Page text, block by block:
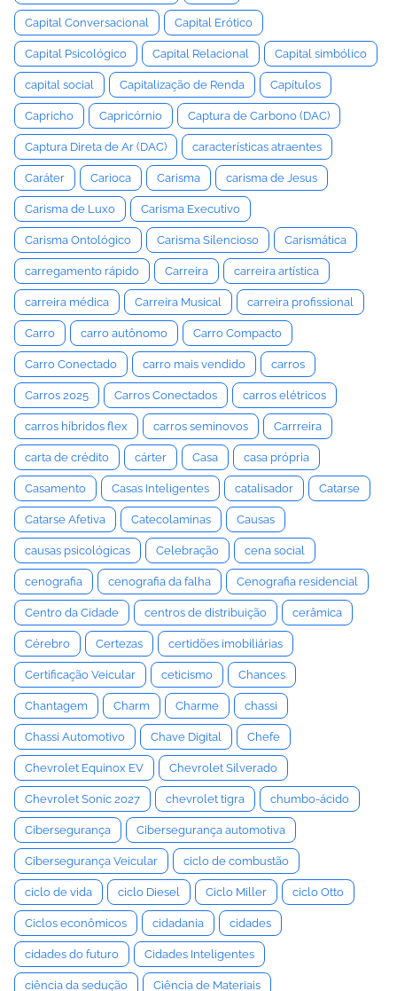
Capital Conversacional Capital Erótico
Capital Psicológico Capital Relacional Capital simbólico
capital social Capitalização de Renda Capítulos
Capricho Capricórnio Captura de Carbono (DAC)
Captura Direta de Ar (DAC) características atraentes
Caráter Carioca Carisma carisma de Jesus
Carisma de Luxo Carisma Executivo
Carisma Ontológico Carisma Silencioso Carismática
carregamento rápido Carreira carreira artística
carreira médica Carreira Musical carreira profissional
Carro carro autônomo Carro Compacto
Carro Conectado carro mais vendido carros
Carros 2025 Carros Conectados carros elétricos
carros híbridos flex carros seminovos Carrreira
carta de crédito cárter Casa casa própria
Casamento Casas Inteligentes catalisador Catarse
Catarse Afetiva Catecolaminas Causas
causas psicológicas Celebração cena social
cenografia cenografia da falha Cenografia residencial
Centro da Cidade centros de distribuição cerâmica
Cérebro Certezas certidões imobiliárias
Certificação Veicular ceticismo Chances
Chantagem Charm Charme chassi
Chassi Automotivo Chave Digital Chefe
Chevrolet Equinox EV Chevrolet Silverado
Chevrolet Sonic 2027 chevrolet tigra chumbo-ácido
Cibersegurança Cibersegurança automotiva
Cibersegurança Veicular ciclo de combustão
ciclo de vida ciclo Diesel Ciclo Miller ciclo Otto
Ciclos econômicos cidadania cidades
cidades do futuro Cidades Inteligentes
ciência da sedução Ciência de Materiais